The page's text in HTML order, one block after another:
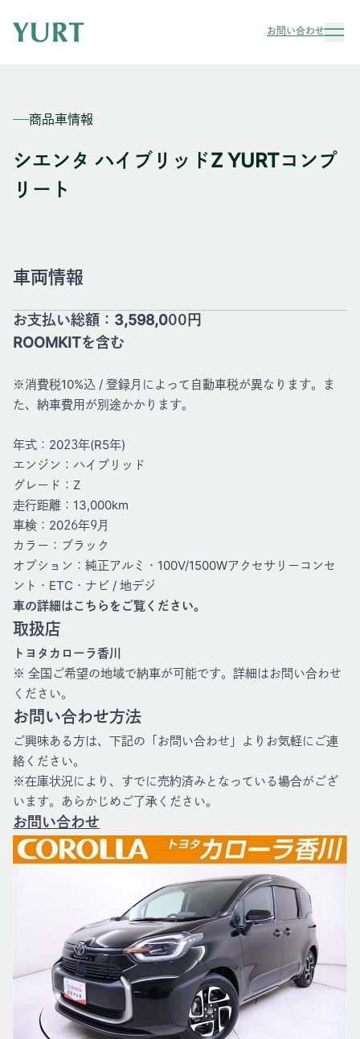
お問い合わせ
商品車情報
シエンタ ハイブリッドZ YURTコンプ
リート
車両情報
お支払い総額：3,598,000円
ROOMKITを含む
※消費税10%込 / 登録月によって自動車税が異なります。ま
た、納車費用が別途かかります。
年式：2023年(R5年)
エンジン：ハイブリッド
グレード：Z
走行距離：13,000km
車検：2026年9月
カラー：ブラック
オプション：純正アルミ・100V/1500Wアクセサリーコンセ
ント・ETC・ナビ / 地デジ
車の詳細はこちら をご覧ください。
取扱店
トヨタカローラ香川
※ 全国ご希望の地域で納車が可能です。詳細はお問い合わせ
ください。
お問い合わせ方法
ご興味ある方は、下記の「お問い合わせ」よりお気軽にご連
絡ください。
※在庫状況により、すでに売約済みとなっている場合がござ
います。あらかじめご了承ください。
お問い合わせ